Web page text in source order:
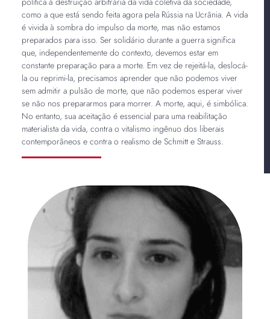
como a que está sendo feita agora pela Rússia na Ucrânia. A vida
é vivida à sombra do impulso da morte, mas não estamos
preparados para isso. Ser solidário durante a guerra significa
que, independentemente do contexto, devemos estar em
constante preparação para a morte. Em vez de rejeitá-la, deslocá-
la ou reprimi-la, precisamos aprender que não podemos viver
sem admitir a pulsão de morte, que não podemos esperar viver
se não nos prepararmos para morrer. A morte, aqui, é simbólica.
No entanto, sua aceitação é essencial para uma reabilitação
materialista da vida, contra o vitalismo ingênuo dos liberais
contemporâneos e contra o realismo de Schmitt e Strauss.